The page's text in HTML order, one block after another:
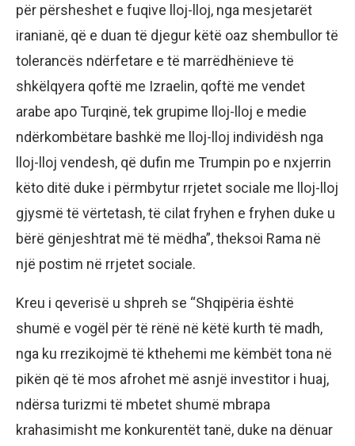
për përsheshet e fuqive lloj-lloj, nga mesjetarët
iranianë, që e duan të djegur këtë oaz shembullor të
tolerancës ndërfetare e të marrëdhënieve të
shkëlqyera qoftë me Izraelin, qoftë me vendet
arabe apo Turqinë, tek grupime lloj-lloj e medie
ndërkombëtare bashkë me lloj-lloj individësh nga
lloj-lloj vendesh, që dufin me Trumpin po e nxjerrin
këto ditë duke i përmbytur rrjetet sociale me lloj-lloj
gjysmë të vërtetash, të cilat fryhen e fryhen duke u
bërë gënjeshtrat më të mëdha”, theksoi Rama në
një postim në rrjetet sociale.
Kreu i qeverisë u shpreh se “Shqipëria është
shumë e vogël për të rënë në këtë kurth të madh,
nga ku rrezikojmë të kthehemi me këmbët tona në
pikën që të mos afrohet më asnjë investitor i huaj,
ndërsa turizmi të mbetet shumë mbrapa
krahasimisht me konkurentët tanë, duke na dënuar